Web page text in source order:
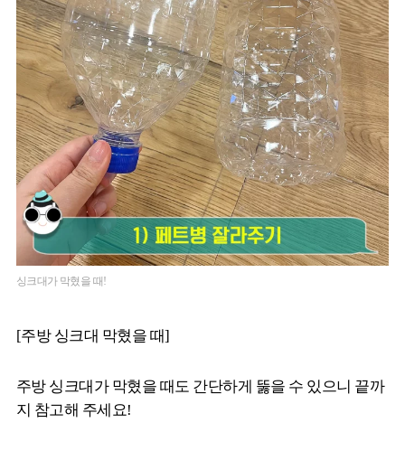
싱크대가 막혔을 때!
[주방 싱크대 막혔을 때]
주방 싱크대가 막혔을 때도 간단하게 뚫을 수 있으니 끝까
지 참고해 주세요!